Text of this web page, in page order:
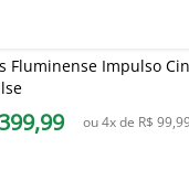
Fluminense Impulso
399,99 ou4x de R$ 99,